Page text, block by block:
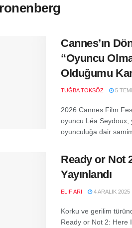
Cannes’ın
“Oyuncu
Olduğumu
TUĞBA TOKSÖZ 5
2026 Cannes Film
oyuncu Léa Seydoux,
oyunculuğa dair
Ready or Not
Yayınlandı
ELIF ARI 4 ARALIK 2025
Korku ve gerilim
Ready or Not 2: Here